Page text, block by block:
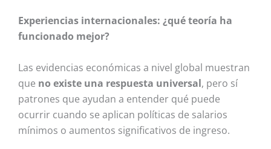
Experiencias internacionales: ¿qué teoría ha
funcionado mejor?
Las evidencias económicas a nivel global muestran
que no existe una respuesta universal, pero sí
patrones que ayudan a entender qué puede
ocurrir cuando se aplican políticas de salarios
mínimos o aumentos significativos de ingreso.